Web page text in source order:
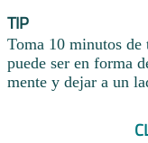
TIP
Toma 10 minutos de
puede ser en forma
mente y dejar a un